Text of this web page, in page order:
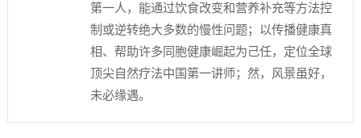
第一人，能通过饮食改变和营养补充等方法控
制或逆转绝大多数的慢性问题；以传播健康真
相、帮助许多同胞健康崛起为己任，定位全球
顶尖自然疗法中国第一讲师；然，风景虽好，
未必缘遇。